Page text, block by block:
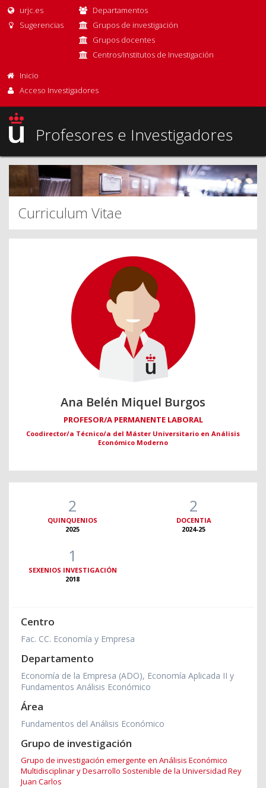
urjc.es
Sugerencias
Departamentos
Grupos de investigación
Grupos docentes
Centros/Institutos de Investigación
Inicio
Acceso Investigadores
Profesores e Investigadores
Curriculum Vitae
Ana Belén Miquel Burgos
PROFESOR/A PERMANENTE LABORAL
Coodirector/a Técnico/a del Máster Universitario en Análisis
Económico Moderno
2
QUINQUENIOS
2025
2
DOCENTIA
2024-25
1
SEXENIOS INVESTIGACIÓN
2018
Centro
Fac. CC. Economía y Empresa
Departamento
Economía de la Empresa (ADO), Economía Aplicada II y
Fundamentos Análisis Económico
Área
Fundamentos del Análisis Económico
Grupo de investigación
Grupo de investigación emergente en Análisis Económico
Multidisciplinar y Desarrollo Sostenible de la Universidad Rey
Juan Carlos